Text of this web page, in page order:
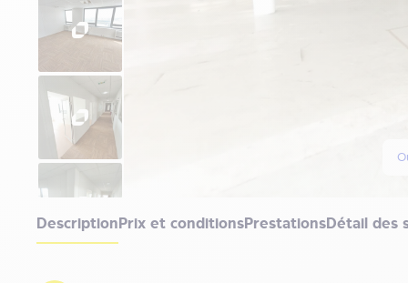
Description Prix et conditionsPrestationsDétail des